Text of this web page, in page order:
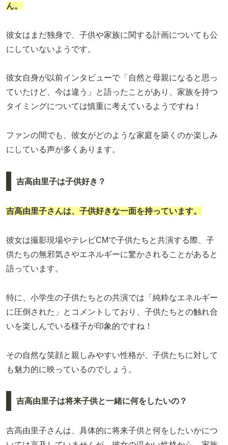
ん。
彼女はまだ独身で、子供や家族に関する計画についても公
にしていないようです。
彼女自身が以前インタビューで「自然と母親になると思っ
ていたけど、今は違う」と語ったことがあり、家族を持つ
タイミングについては慎重に考えているようですね！
ファンの間でも、彼女がどのような家庭を築くのか楽しみ
にしている声が多くあります。
吉高由里子は子供好き？
吉高由里子さんは、子供好きな一面を持っています。
彼女は撮影現場やテレビCMで子供たちと共演する際、子
供たちの無邪気さやエネルギーに驚かされることがあると
語っています。
特に、小学生の子供たちとの共演では「純粋なエネルギー
に圧倒された」とコメントしており、子供たちとの触れ合
いを楽しんでいる様子が印象的ですね！
その自然な笑顔と親しみやすい性格が、子供たちに対して
も魅力的に映っているのでしょう。
吉高由里子は将来子供と一緒に何をしたいの？
吉高由里子さんは、具体的に将来子供と何をしたいかにつ